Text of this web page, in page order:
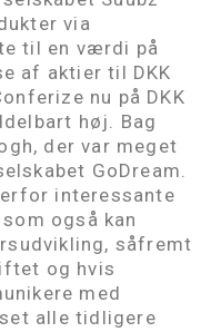
via
til en værdi på
af aktier til DKK
nu på DKK
høj. Bag
der var meget
GoDream.
interessante
også kan
såfremt
og hvis
med
alle tidligere